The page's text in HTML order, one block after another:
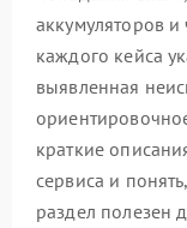
аккумуляторов и
каждого кейса
выявленная
краткие
сервиса и
раздел полезен